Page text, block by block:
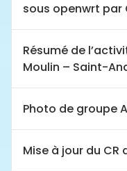
sous openwrt par
Résumé de
Moulin – Saint-
Photo de groupe
Mise à jour du CR